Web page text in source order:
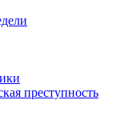
преступность